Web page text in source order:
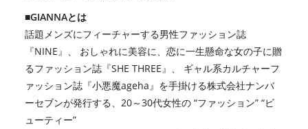
■GIANNAとは
話題メンズにフィーチャーする男性ファッション誌
『NINE』、 おしゃれに美容に、恋に一生懸命な女の子に贈
るファッション誌『SHE THREE』、 ギャル系カルチャーフ
ァッション誌『小悪魔ageha』を⼿掛ける株式会社ナンバ
ーセブンが発行する、20～30代女性の “ファッション” “ビ
ューティー”